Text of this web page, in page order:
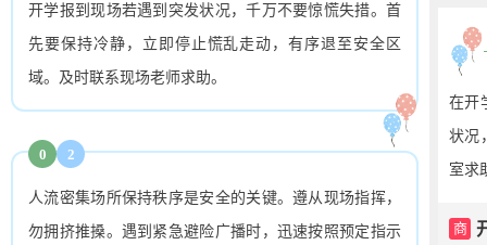
开学报到现场若遇到突发状况，千万不要惊慌失措。首
先要保持冷静，立即停止慌乱走动，有序退至安全区
域。及时联系现场老师求助。
0 2
人流密集场所保持秩序是安全的关键。遵从现场指挥，
勿拥挤推搡。遇到紧急避险广播时，迅速按照预定指示
在开
状况
室求
商